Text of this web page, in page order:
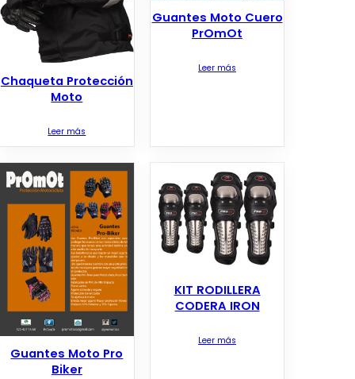
Chaqueta Protección
Moto
Leer más
Guantes Moto Cuero
PrOmOt
Leer más
Guantes Moto Pro
Biker
KIT RODILLERA
CODERA IRON
Leer más